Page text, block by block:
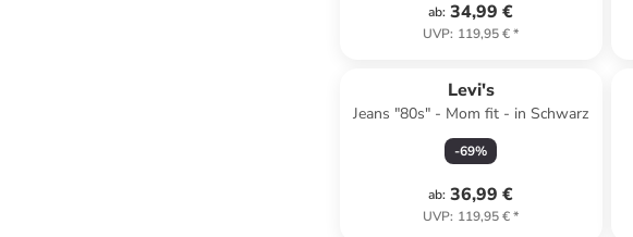
ab: 34,99 €
UVP: 119,95 €*
Levi's
Jeans "80s" - Mom fit - in Schwarz
-69%
ab: 36,99 €
UVP: 119,95 €*